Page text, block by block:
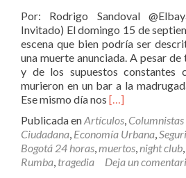
Por: Rodrigo Sandoval
Invitado) El domingo 15 de
escena que bien podría ser
una muerte anunciada. A pesar
y de los supuestos constantes
murieron en un bar a la
Ese mismo día nos Leer
de
una
Muerte
Anunciada?
[…]
Publicada enArtículos,
Ciudadana, Economía Urbana,
Bogotá 24 horas,muertos,night club,
Rumba, tragedia Deja un